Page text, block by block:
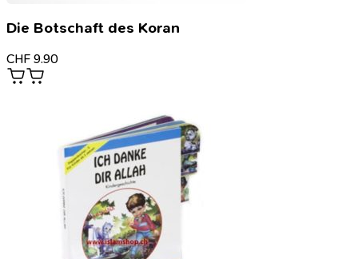
Die Botschaft des Koran
CHF 9.90